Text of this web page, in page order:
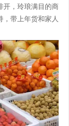
开，玲琅满目的商
带上年货和家人